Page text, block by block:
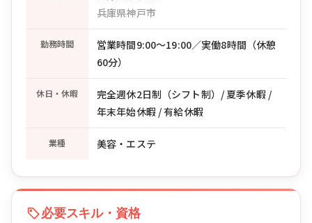
兵庫県神戸市
勤務時間
営業時間9:00〜19:00／実働8時間（休憩
60分）
休日・休暇
完全週休2日制（シフト制）/ 夏季休暇 /
年末年始休暇 / 有給休暇
業種 美容・エステ
必要スキル・資格